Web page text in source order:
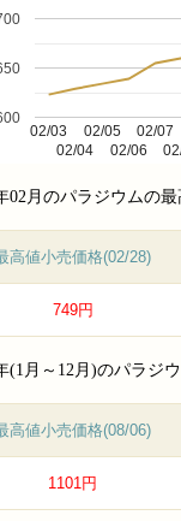
02/03
02/04
02/05
02/06
02/07
02月のパラジウムの
高値小売価格(02/28)
749円
(1月～12月)のパラジ
高値小売価格(08/06)
1101円